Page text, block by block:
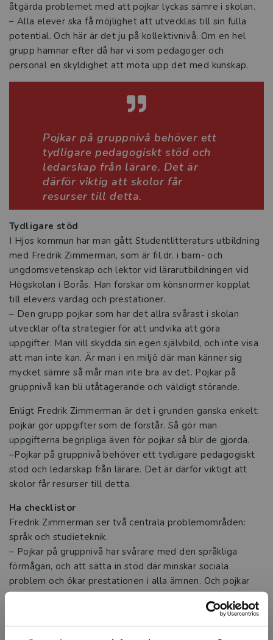
Från forskning till framgång i
klassrummet
De vill stärka lärares resiliens i
yrkesvardagen
Vikten av en skola som främjar läsande
Tre snabba frågor om Språkliga
svårigheter i skolan
Värdeskapande lärande ger djupare
lärande i skolan
Stärk pedagogiken med estetiken
VFU-handledares betydelse för
lärarstudenters praktiska yrkeskunnande
Intervju med Therese Nilsson
Tre snabba frågor om Fritidshemmet i
teori och praktik
Intervju med Emelie Östman-Fritzin
Utbildning ska minska klyftorna
Utvecklingsstrategen som vill skapa
bättre balans i skolan
Fokus på lärande viktigt även i
De ger nycklar till hållbar skolutveckling
Tre frågor till Anna Borg och Gunilla
Carlsson Kendall
Tre frågor till Pär Larsson och Jan
åtgärda problemet med att pojkar lyckas sämre i skolan.
– Alla elever ska få möjlighet att utvecklas till sin fulla
potential. Och här är det ju på kollektivnivå. Om en hel
grupp hamnar efter då har vi som pedagoger och
personal en skyldighet att möta upp det med kunskap.
Pojkar på gruppnivå behöver ett
tydligare pedagogiskt stöd och
ledarskap från lärare. Det är
därför viktig att skolor får
resurser till detta.
Tydligare stöd
I Hjos kommun har man gått Studentlitteraturs utbildning
med Fredrik Zimmerman, som är fil.dr. i barn- och
ungdomsvetenskap och lektor vid lärarutbildningen vid
Högskolan i Borås. Han forskar om könsnormer kopplat
till elevers vardag och prestationer.
– Den grupp pojkar som har det allra svårast i skolan
utvecklar ofta strategier för att undvika att göra
uppgifter. Man vill skydda sin egen självbild, och inte visa
att man inte kan. Är man i en miljö där man känner sig
mycket sämre så mår man inte bra av det. Pojkar på
gruppnivå kan bli utåt­agerande och väldigt störande.
Enligt Fredrik Zimmerman är det i grunden ganska enkelt:
pojkar gör uppgifter som de förstår. Så gör man
uppgifterna begripliga även för pojkar så blir de gjorda.
–Pojkar på gruppnivå behöver ett tydligare pedagogiskt
stöd och ledarskap från lärare. Det är därför viktigt att
skolor får resurser till detta.
Ha checklistor
Fredrik Zimmerman ser två centrala problemområden:
språk och studieteknik.
– Pojkar på gruppnivå har svårare med den språkliga
förmågan, och att sätta in stöd där minskar sociala
problem och ökar prestationen i alla ämnen. Och pojkar
behöver mer stöd i att kunna ta hand om sina egna
studier. Att lära pojkar studieteknik är en framgångsfaktor
på de skolor där det fungerar bättre, säger han.